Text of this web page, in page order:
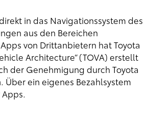
in das Navigationssystem des
aus den Bereichen
von Drittanbietern hat Toyota
Architecture“ (TOVA) erstellt
der Genehmigung durch Toyota
ein eigenes Bezahlsystem